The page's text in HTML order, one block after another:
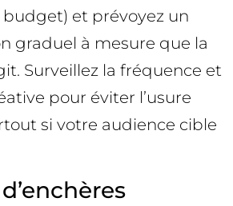
et prévoyez un
graduel à mesure que la
Surveillez la fréquence et
pour éviter l’usure
si votre audience cible